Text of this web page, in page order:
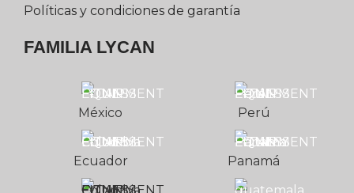
Políticas y condiciones de garantía
FAMILIA LYCAN
México
Ecuador
Perú
Panamá